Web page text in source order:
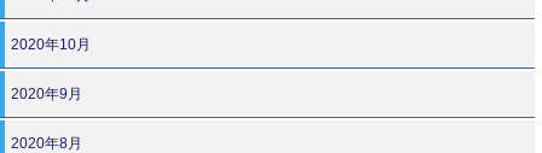
2020年10月
2020年9月
2020年8月